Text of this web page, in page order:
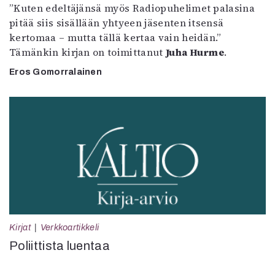
”Kuten edeltäjänsä myös Radiopuhelimet palasina
pitää siis sisällään yhtyeen jäsenten itsensä
kertomaa – mutta tällä kertaa vain heidän.”
Tämänkin kirjan on toimittanut Juha Hurme.
Eros Gomorralainen
Kirjat Verkkoartikkeli
Poliittista luentaa